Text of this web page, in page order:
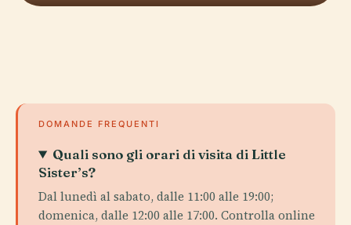
DOMANDE FREQUENTI
Quali sono gli orari di visita di Little
Sister’s?
Dal lunedì al sabato, dalle 11:00 alle 19:00;
domenica, dalle 12:00 alle 17:00. Controlla online